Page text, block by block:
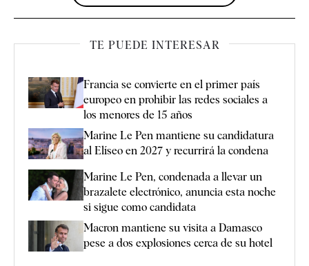
TE PUEDE INTERESAR
Francia se convierte en el primer país
europeo en prohibir las redes sociales a
los menores de 15 años
Marine Le Pen mantiene su candidatura
al Elíseo en 2027 y recurrirá la condena
Marine Le Pen, condenada a llevar un
brazalete electrónico, anuncia esta noche
si sigue como candidata
Macron mantiene su visita a Damasco
pese a dos explosiones cerca de su hotel